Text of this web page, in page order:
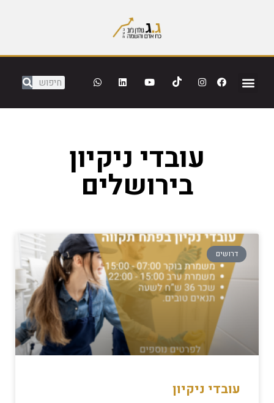
עובדי ניקיון
בירושלים
דרושים
עובדי ניקיון